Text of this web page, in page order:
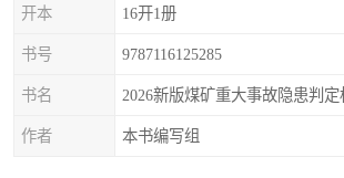
开本 16开1册
书号 9787116125285
书名 2026新版煤矿重大事故隐患判
作者 本书编写组
江西省建筑工程预算定额
锅炉及压力容器规范国际 广东省